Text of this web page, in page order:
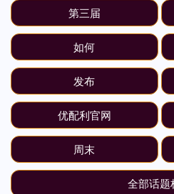
第三届
如何
发布
优配利官网
周末
全部话题